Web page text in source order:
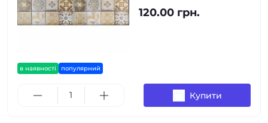
в наявності популярний
120.00 грн.
Купити